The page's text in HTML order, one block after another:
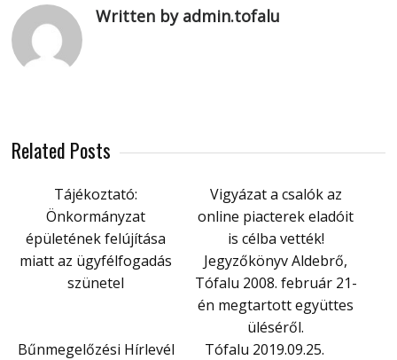
Written by admin.tofalu
Related Posts
Tájékoztató:
Önkormányzat
épületének felújítása
miatt az ügyfélfogadás
szünetel
Vigyázat a csalók az
online piacterek eladóit
is célba vették!
Jegyzőkönyv Aldebrő,
Tófalu 2008. február 21-
én megtartott együttes
üléséről.
Bűnmegelőzési Hírlevél
Tófalu 2019.09.25.